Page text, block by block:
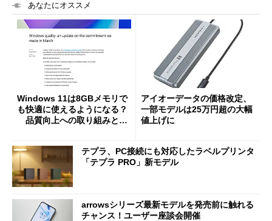
あなたにオススメ
Windows 11は8GBメモリで
も快適に使えるようになる？
品質向上への取り組みと
アイオーデータの価格改定、
一部モデルは25万円超の大幅
値上げに
テプラ、PC接続にも対応したラベルプリンタ
「テプラ PRO」新モデル
arrowsシリーズ最新モデルを発売前に触れる
チャンス！ユーザー座談会開催